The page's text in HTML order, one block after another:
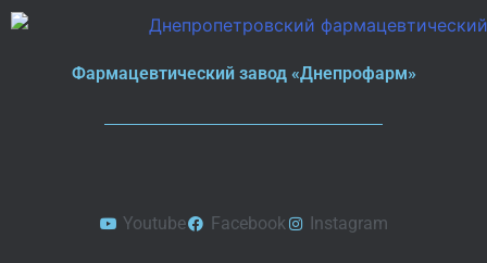
Фармацевтический завод «Днепрофарм»
Youtube Facebook Instagram